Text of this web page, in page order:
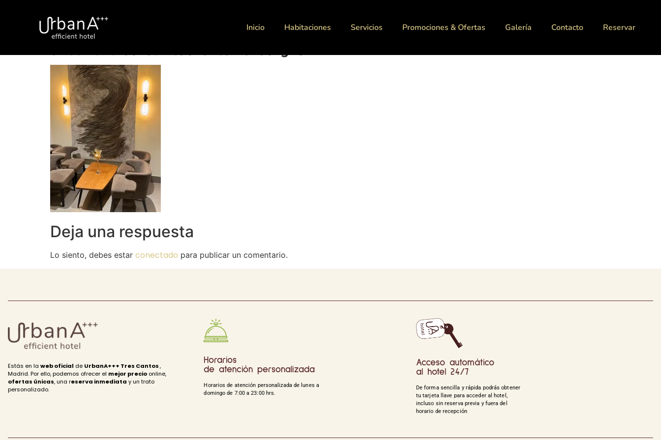
Inicio Habitaciones Servicios Promociones & Ofertas Galería Contacto Reservar
urbana-tres-cantos-exteriores-g–04
Deja una respuesta
Lo siento, debes estar conectado para publicar un comentario.
Estás en la web oficial de UrbanA+++ Tres Cantos,
Madrid. Por ello, podemos ofrecer el mejor precio online,
ofertas únicas, una reserva inmediata y un trato
personalizado.
Horarios
de atención personalizada
Horarios de atención personalizada de lunes a
domingo de 7:00 a 23:00 hrs.
Acceso automático
al hotel 24/7
De forma sencilla y rápida podrás obtener
tu tarjeta llave para acceder al hotel,
incluso sin reserva previa y fuera del
horario de recepción